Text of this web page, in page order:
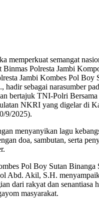
memperkuat semangat
Binmas Polresta Jambi
Jambi Kombes Pol Boy
hadir sebagai narasumber
bertajuk TNI-Polri
NKRI yang digelar di
9/2025).
menyanyikan lagu
doa, sambutan, serta
Pol Boy Sutan Binanga
Abd. Akil, S.H.
dari rakyat dan senantiasa
masyarakat.